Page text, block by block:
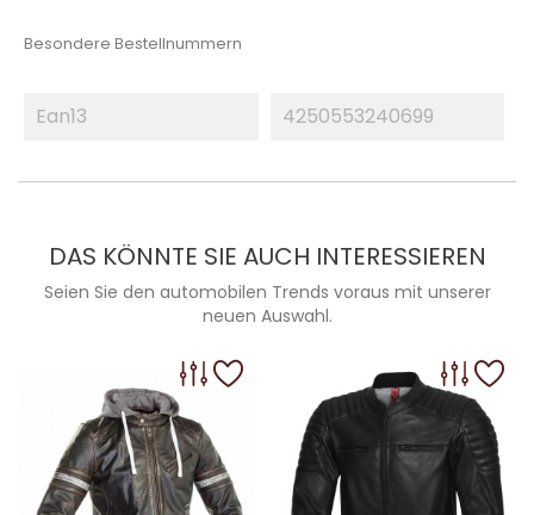
Besondere Bestellnummern
Ean13 4250553240699
DAS KÖNNTE SIE AUCH INTERESSIEREN
Seien Sie den automobilen Trends voraus mit unserer
neuen Auswahl.